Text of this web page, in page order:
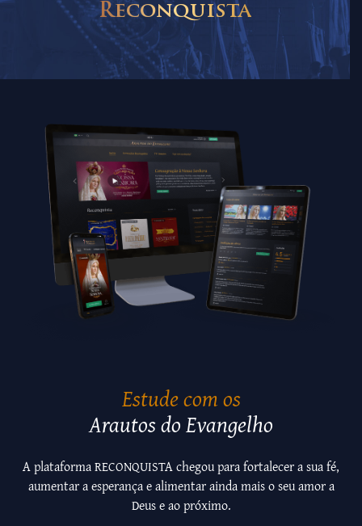
Reconquista
Estude com os
Arautos do Evangelho
A plataforma RECONQUISTA chegou para fortalecer a sua fé,
aumentar a esperança e alimentar ainda mais o seu amor a
Deus e ao próximo.